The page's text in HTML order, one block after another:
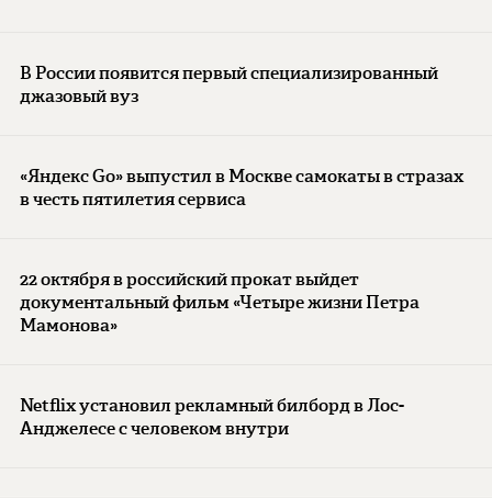
В России появится первый специализированный
джазовый вуз
«Яндекс Go» выпустил в Москве самокаты в стразах
в честь пятилетия сервиса
22 октября в российский прокат выйдет
документальный фильм «Четыре жизни Петра
Мамонова»
Netflix установил рекламный билборд в Лос-
Анджелесе с человеком внутри